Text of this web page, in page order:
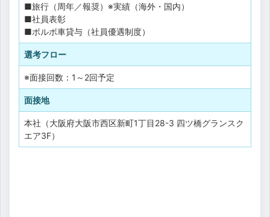
■旅行（周年／報奨）※実績（海外・国内）
■社員表彰
■ボルボ車貸与（社員優遇制度）
選考フロー
※面接回数：1～2回予定
面接地
本社（大阪府大阪市西区新町1丁目28-3 四ツ橋グランスク
エア3F）